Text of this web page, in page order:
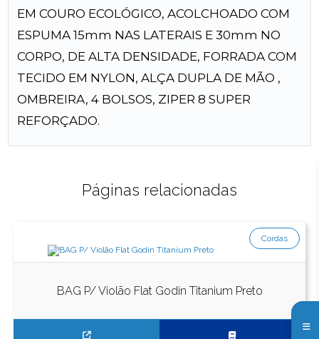
EM COURO ECOLÓGICO, ACOLCHOADO COM
ESPUMA 15mm NAS LATERAIS E 30mm NO
CORPO, DE ALTA DENSIDADE, FORRADA COM
TECIDO EM NYLON, ALÇA DUPLA DE MÃO ,
OMBREIRA, 4 BOLSOS, ZIPER 8 SUPER
REFORÇADO.
Páginas relacionadas
BAG P/ Violão Flat Godin Titanium Preto
Cordas